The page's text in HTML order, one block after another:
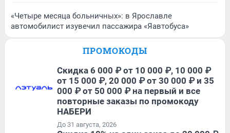
«Четыре месяца больничных»: в Ярославле
автомобилист изувечил пассажира «Яавтобуса»
ПРОМОКОДЫ
Скидка 6 000 ₽ от 10 000 ₽, 10 000 ₽
от 15 000 ₽, 20 000 ₽ от 30 000 ₽ и 35
000 ₽ от 50 000 ₽ на первый и все
повторные заказы по промокоду
НАБЕРИ
До 31 августа, 2026